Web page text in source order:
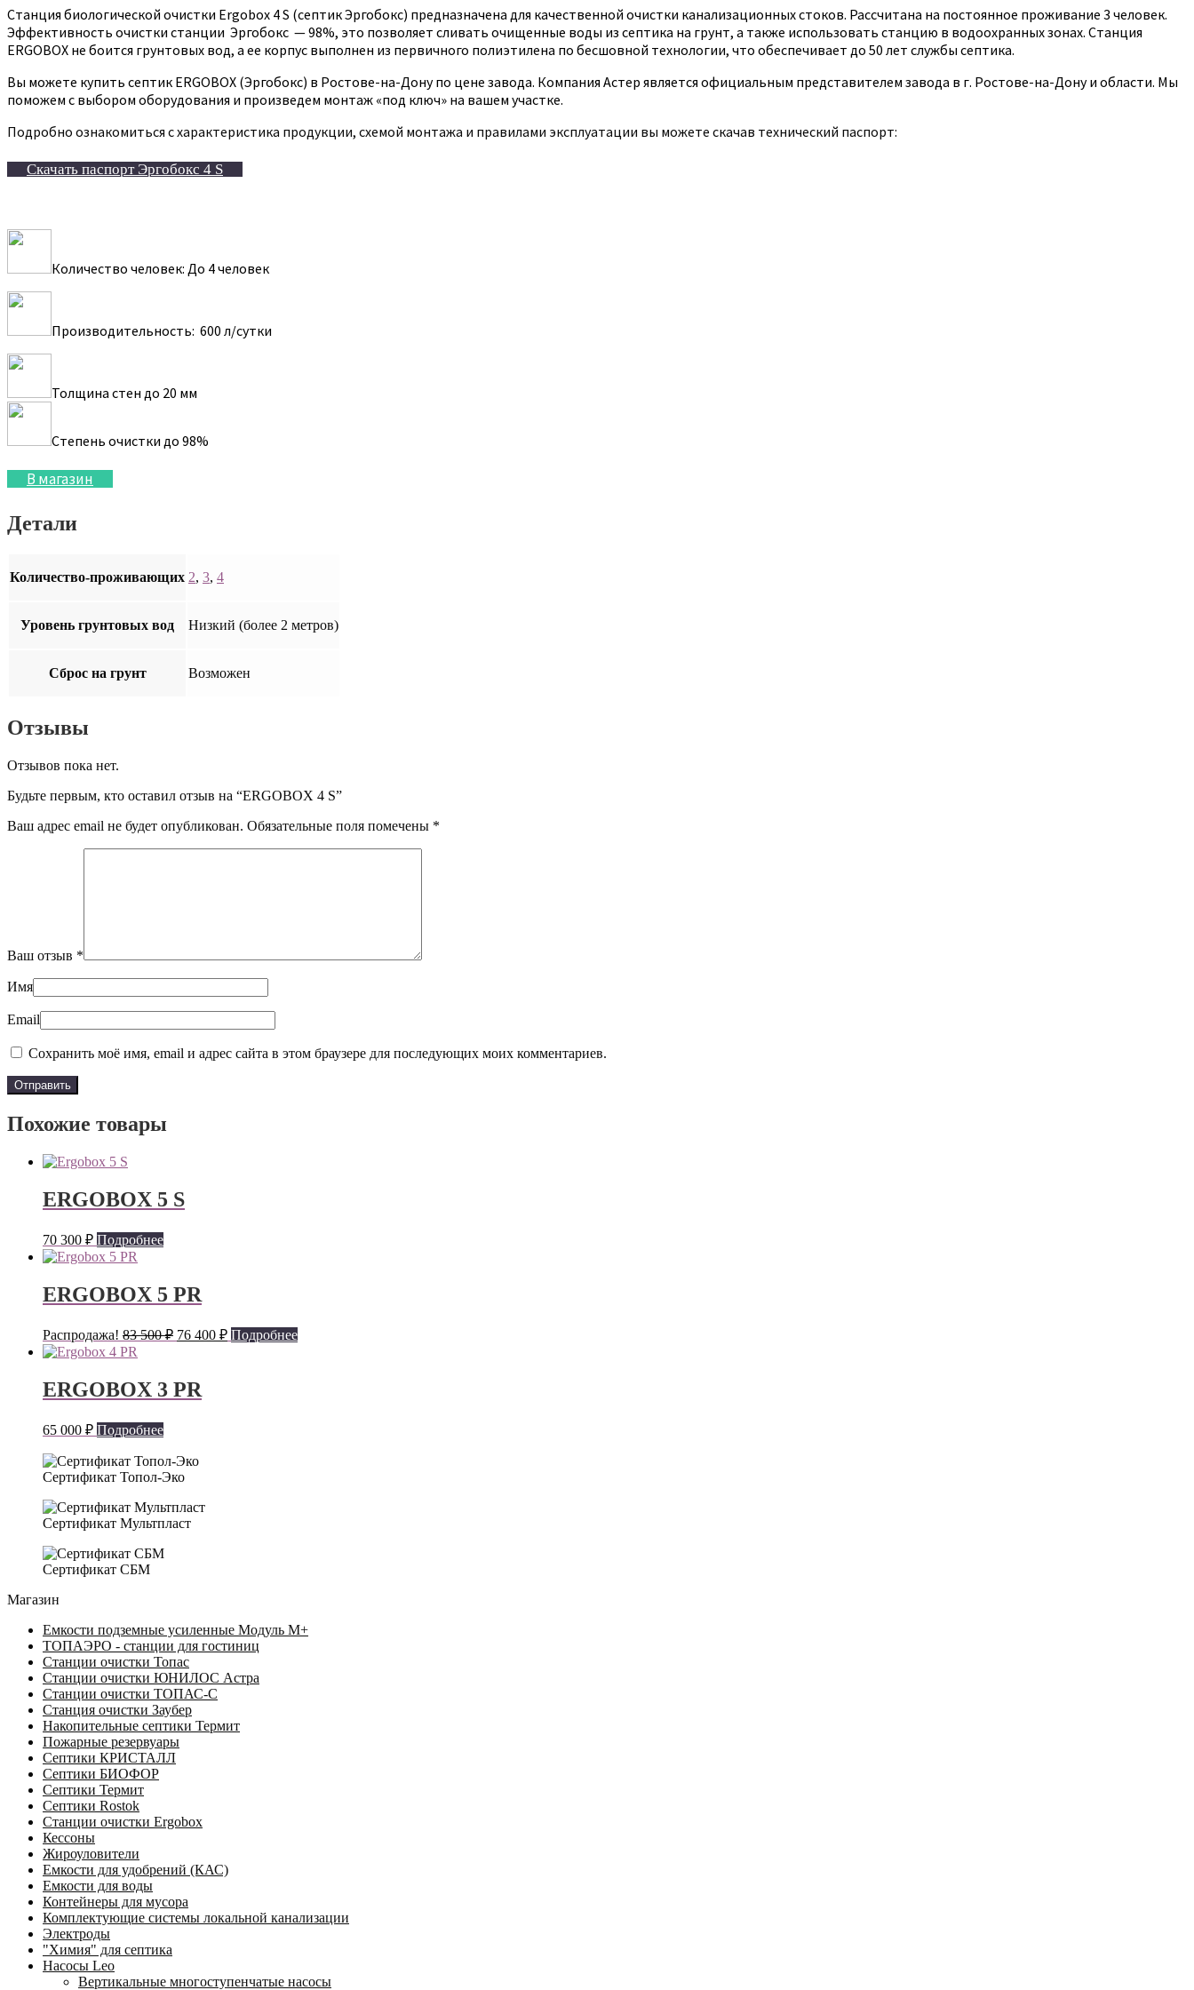
Станция биологической очистки Ergobox 4 S (септик Эргобокс) предназначена для качественной очистки канализационных стоков. Рассчитана на постоянное проживание 3 человек.
Эффективность очистки станции Эргобокс — 98%, это позволяет сливать очищенные воды из септика на грунт, а также использовать станцию в водоохранных зонах. Станция
ERGOBOX не боится грунтовых вод, а ее корпус выполнен из первичного полиэтилена по бесшовной технологии, что обеспечивает до 50 лет службы септика.
Вы можете купить септик ERGOBOX (Эргобокс) в Ростове-на-Дону по цене завода. Компания Астер является официальным представителем завода в г. Ростове-на-Дону и области. Мы
поможем с выбором оборудования и произведем монтаж «под ключ» на вашем участке.
Подробно ознакомиться с характеристика продукции, схемой монтажа и правилами эксплуатации вы можете скачав технический паспорт:
Скачать паспорт Эргобокс 4 S
Количество человек: До 4 человек
Производительность: 600 л/сутки
Толщина стен до 20 мм
Степень очистки до 98%
В магазин
Детали
Количество-проживающих 2, 3, 4
Уровень грунтовых вод Низкий (более 2 метров)
Сброс на грунт Возможен
Отзывы
Отзывов пока нет.
Будьте первым, кто оставил отзыв на “ERGOBOX 4 S”
Ваш адрес email не будет опубликован. Обязательные поля помечены *
Ваш отзыв *
Имя
Email
Сохранить моё имя, email и адрес сайта в этом браузере для последующих моих комментариев.
Похожие товары
ERGOBOX 5 S
70 300 ₽ Подробнее
ERGOBOX 5 PR
Распродажа! 83 500₽ Первоначальная
83
500 ₽.
76 400 ₽Текущая
цена:
Подробнее
ERGOBOX 3 PR
65 000 ₽ Подробнее
Сертификат Топол-Эко
Сертификат Мультпласт
Сертификат СБМ
Магазин
Емкости подземные усиленные Модуль М+
ТОПАЭРО - станции для гостиниц
Станции очистки Топас
Станции очистки ЮНИЛОС Астра
Станции очистки ТОПАС-C
Станция очистки Заубер
Накопительные септики Термит
Пожарные резервуары
Септики КРИСТАЛЛ
Септики БИОФОР
Септики Термит
Септики Rostok
Станции очистки Ergobox
Кессоны
Жироуловители
Емкости для удобрений (КАС)
Емкости для воды
Контейнеры для мусора
Комплектующие системы локальной канализации
Электроды
"Химия" для септика
Насосы Leo
Вертикальные многоступенчатые насосы